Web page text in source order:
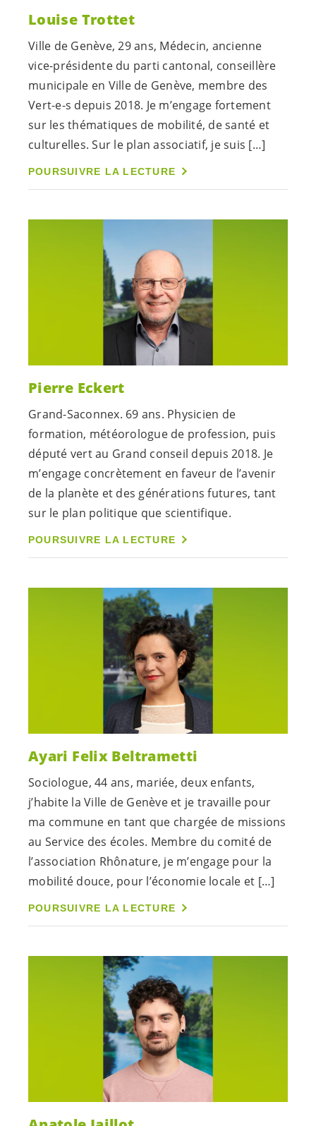
Louise Trottet
Ville de Genève, 29 ans, Médecin, ancienne
vice-présidente du parti cantonal, conseillère
municipale en Ville de Genève, membre des
Vert-e-s depuis 2018. Je m’engage fortement
sur les thématiques de mobilité, de santé et
culturelles. Sur le plan associatif, je suis […]
POURSUIVRE LA LECTURE
Pierre Eckert
Grand-Saconnex. 69 ans. Physicien de
formation, météorologue de profession, puis
député vert au Grand conseil depuis 2018. Je
m’engage concrètement en faveur de l’avenir
de la planète et des générations futures, tant
sur le plan politique que scientifique.
POURSUIVRE LA LECTURE
Ayari Felix Beltrametti
Sociologue, 44 ans, mariée, deux enfants,
j’habite la Ville de Genève et je travaille pour
ma commune en tant que chargée de missions
au Service des écoles. Membre du comité de
l’association Rhônature, je m’engage pour la
mobilité douce, pour l’économie locale et […]
POURSUIVRE LA LECTURE